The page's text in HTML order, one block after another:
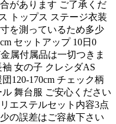
があります ご了承くだ
トップス ステージ衣装
を測っているため多少
セットアップ 10日0
属付属品は一切つきま
女の子 クレシダAS
団120-170cm チェック柄
舞台服 ご安心ください
エステルセット内容3点
の誤差はご容赦下さい